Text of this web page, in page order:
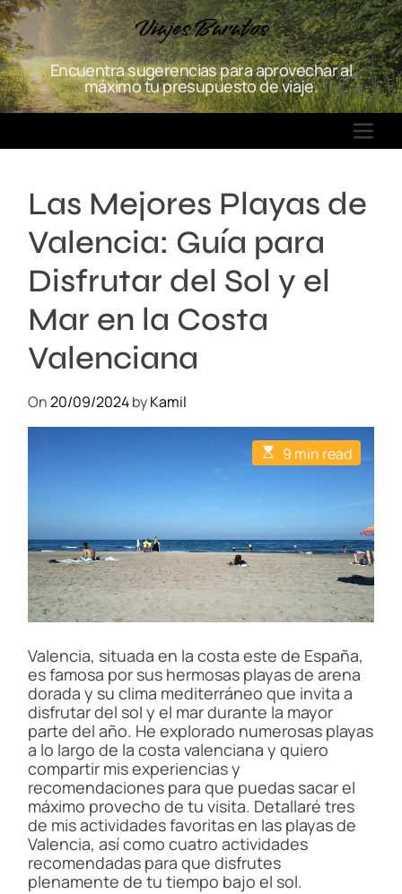
S
k
i
p
t
o
Viajes Baratos
Encuentra sugerencias para aprovechar al
máximo tu presupuesto de viaje.
M
E
U
Las Mejores Playas de
Valencia: Guía para
Disfrutar del Sol y el
Mar en la Costa
Valenciana
On20/09/2024byKamil
E
s
m
t
e
d
r
e
a
d
i
m
e
9 min read
Valencia, situada en la costa este de España,
es famosa por sus hermosas playas de arena
dorada y su clima mediterráneo que invita a
disfrutar del sol y el mar durante la mayor
parte del año. He explorado numerosas playas
a lo largo de la costa valenciana y quiero
compartir mis experiencias y
recomendaciones para que puedas sacar el
máximo provecho de tu visita. Detallaré tres
de mis actividades favoritas en las playas de
Valencia, así como cuatro actividades
recomendadas para que disfrutes
plenamente de tu tiempo bajo el sol.